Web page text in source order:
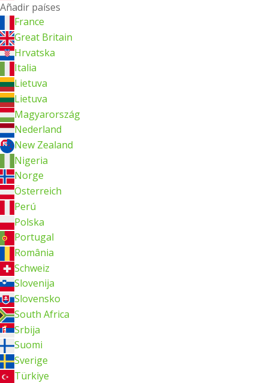
Añadir países
France
Great Britain
Hrvatska
Italia
Lietuva
Lietuva
Magyarország
Nederland
New Zealand
Nigeria
Norge
Österreich
Perú
Polska
Portugal
România
Schweiz
Slovenija
Slovensko
South Africa
Srbija
Suomi
Sverige
Türkiye